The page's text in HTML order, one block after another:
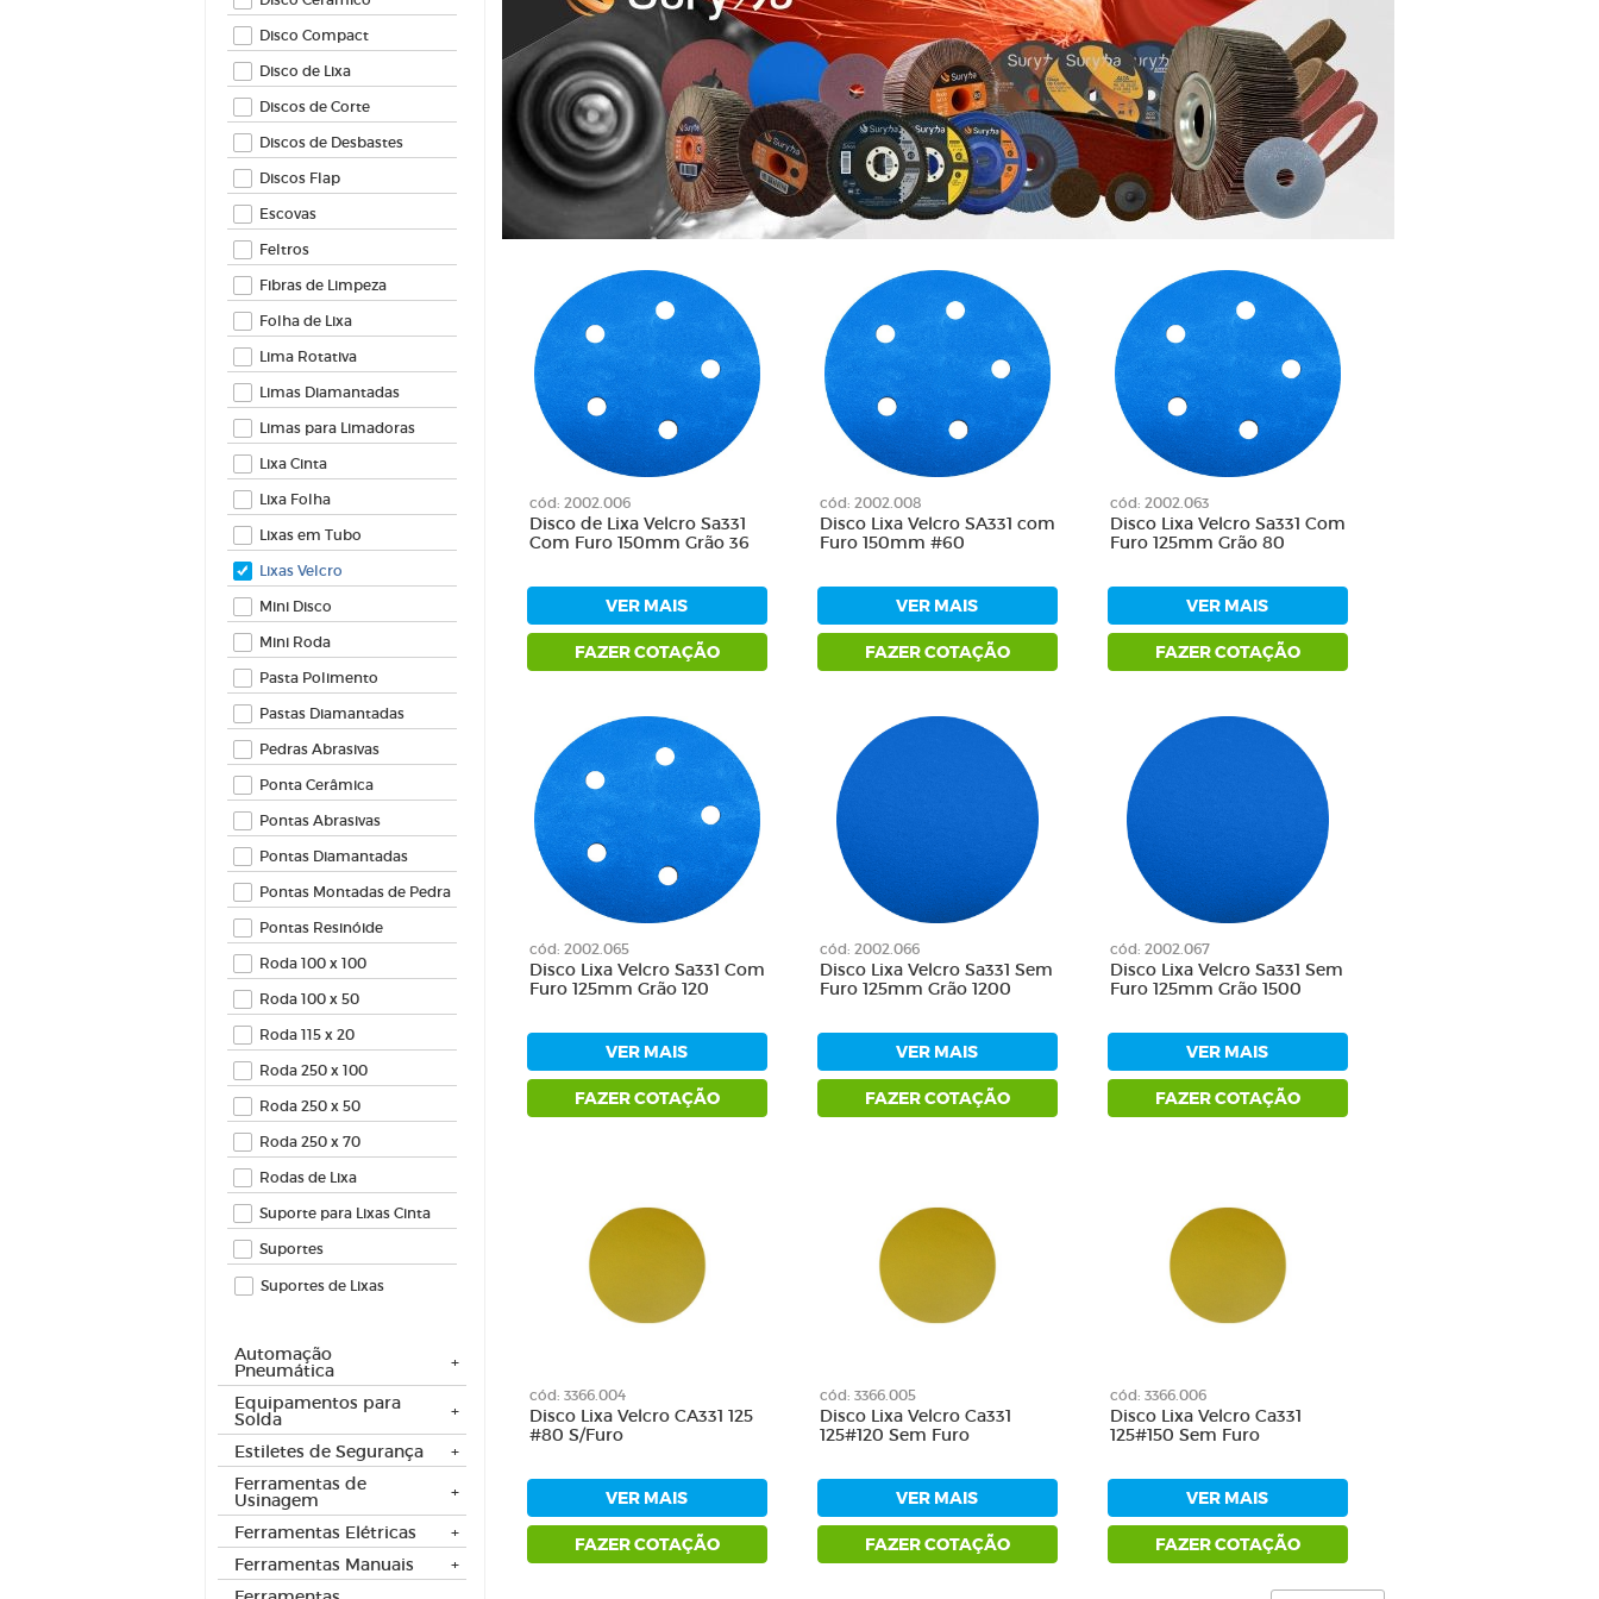
Fibras de Limpeza
Folha de Lixa
Lima Rotativa
Limas Diamantadas
Limas para Limadoras
Lixa Cinta
Lixa Folha
Roda 100 x 50
Roda 115 x 20
Roda 250 x 100
Roda 250 x 50
Roda 250 x 70
Rodas de Lixa
Suporte para Lixas Cinta
Suportes
Suportes de Lixas
Disco Compact
Disco de Lixa
Discos de Corte
Discos de Desbastes
Discos Flap
Escovas
Feltros
Fibras de Limpeza
Folha de Lixa
Lima Rotativa
Limas Diamantadas
Limas para Limadoras
Lixa Cinta
Lixa Folha
Lixas em Tubo
Lixas Velcro
Mini Disco
Mini Roda
Pasta Polimento
Pastas Diamantadas
Pedras Abrasivas
Ponta Cerâmica
Pontas Abrasivas
Pontas Diamantadas
Pontas Montadas de Pedra
Pontas Resinóide
Roda 100 x 100
Roda 100 x 50
Roda 115 x 20
Roda 250 x 100
Roda 250 x 50
Roda 250 x 70
Rodas de Lixa
Suporte para Lixas Cinta
Suportes
Suportes de Lixas
Automação
Pneumática
Equipamentos para
Solda
Estiletes de Segurança
Ferramentas de
Usinagem
Ferramentas Elétricas
Ferramentas Manuais
cód: 2002.006
Disco de Lixa Velcro Sa331
Com Furo 150mm Grão 36
VER MAIS
FAZER COTAÇÃO
cód: 2002.008
Disco Lixa Velcro SA331 com
Furo 150mm #60
VER MAIS
FAZER COTAÇÃO
cód: 2002.063
Disco Lixa Velcro Sa331 Com
Furo 125mm Grão 80
VER MAIS
FAZER COTAÇÃO
cód: 2002.065
Disco Lixa Velcro Sa331 Com
Furo 125mm Grão 120
VER MAIS
FAZER COTAÇÃO
cód: 2002.066
Disco Lixa Velcro Sa331 Sem
Furo 125mm Grão 1200
VER MAIS
FAZER COTAÇÃO
cód: 2002.067
Disco Lixa Velcro Sa331 Sem
Furo 125mm Grão 1500
VER MAIS
FAZER COTAÇÃO
cód: 3366.004
Disco Lixa Velcro CA331 125
#80 S/Furo
VER MAIS
FAZER COTAÇÃO
cód: 3366.005
Disco Lixa Velcro Ca331
125#120 Sem Furo
VER MAIS
FAZER COTAÇÃO
cód: 3366.006
Disco Lixa Velcro Ca331
125#150 Sem Furo
VER MAIS
FAZER COTAÇÃO